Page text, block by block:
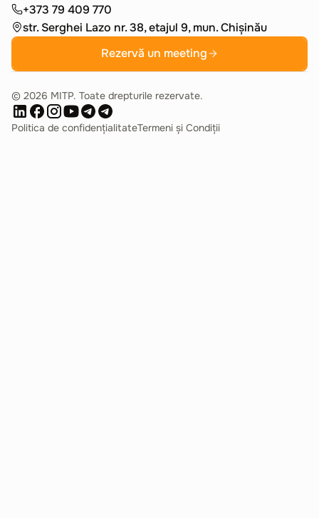
+373 79 409 770
str. Serghei Lazo nr. 38, etajul 9, mun. Chișinău
Rezervă un meeting
© 2026 MITP. Toate drepturile rezervate.
Politica de confidențialitateTermeni și Condiții